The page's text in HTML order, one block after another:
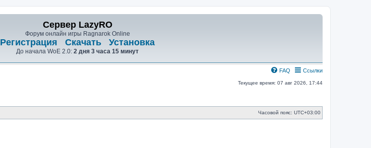
Сервер LazyRO
Форум онлайн игры Ragnarok Online
Регистрация Скачать Установка
До начала WoE 2.0: 2 дня 3 часа 15 минут
Ссылки
FAQ
Текущее время: 07 авг 2026, 17:44
Часовой пояс: UTC+03:00